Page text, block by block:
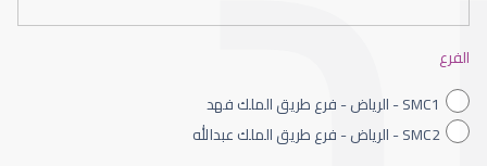
العمليات التجميلية للعين
الفرع
SMC1 - الرياض - فرع طريق الملك فهد
SMC2 - الرياض - فرع طريق الملك عبدالله